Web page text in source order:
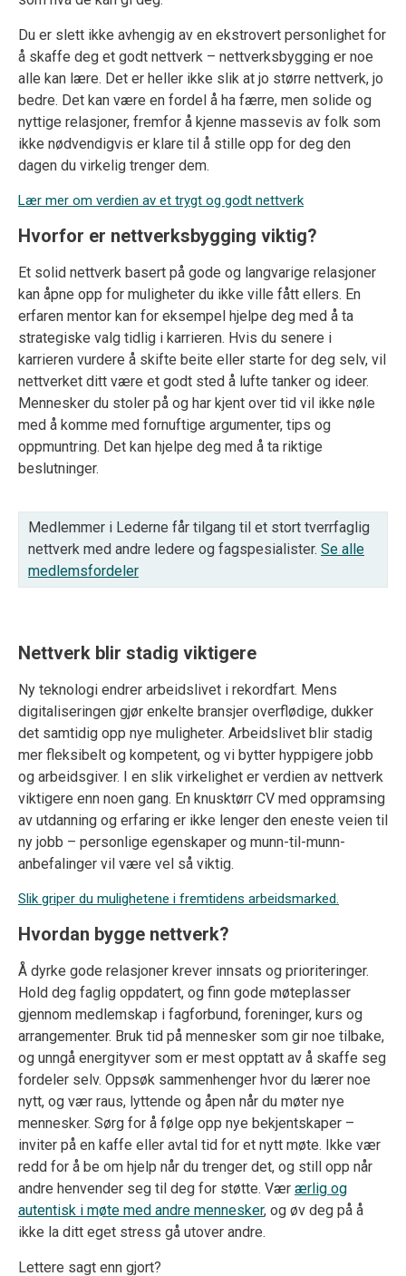
Du er slett ikke avhengig av en ekstrovert personlighet for
å skaffe deg et godt nettverk – nettverksbygging er noe
alle kan lære. Det er heller ikke slik at jo større nettverk, jo
bedre. Det kan være en fordel å ha færre, men solide og
nyttige relasjoner, fremfor å kjenne massevis av folk som
ikke nødvendigvis er klare til å stille opp for deg den
dagen du virkelig trenger dem.
Lær mer om verdien av et trygt og godt nettverk
Hvorfor er nettverksbygging viktig?
Et solid nettverk basert på gode og langvarige relasjoner
kan åpne opp for muligheter du ikke ville fått ellers. En
erfaren mentor kan for eksempel hjelpe deg med å ta
strategiske valg tidlig i karrieren. Hvis du senere i
karrieren vurdere å skifte beite eller starte for deg selv, vil
nettverket ditt være et godt sted å lufte tanker og ideer.
Mennesker du stoler på og har kjent over tid vil ikke nøle
med å komme med fornuftige argumenter, tips og
oppmuntring. Det kan hjelpe deg med å ta riktige
beslutninger.
Medlemmer i Lederne får tilgang til et stort tverrfaglig
nettverk med andre ledere og fagspesialister. Se alle
medlemsfordeler
Nettverk blir stadig viktigere
Ny teknologi endrer arbeidslivet i rekordfart. Mens
digitaliseringen gjør enkelte bransjer overflødige, dukker
det samtidig opp nye muligheter. Arbeidslivet blir stadig
mer fleksibelt og kompetent, og vi bytter hyppigere jobb
og arbeidsgiver. I en slik virkelighet er verdien av nettverk
viktigere enn noen gang. En knusktørr CV med oppramsing
av utdanning og erfaring er ikke lenger den eneste veien til
ny jobb – personlige egenskaper og munn-til-munn-
anbefalinger vil være vel så viktig.
Slik griper du mulighetene i fremtidens arbeidsmarked.
Hvordan bygge nettverk?
Å dyrke gode relasjoner krever innsats og prioriteringer.
Hold deg faglig oppdatert, og finn gode møteplasser
gjennom medlemskap i fagforbund, foreninger, kurs og
arrangementer. Bruk tid på mennesker som gir noe tilbake,
og unngå energityver som er mest opptatt av å skaffe seg
fordeler selv. Oppsøk sammenhenger hvor du lærer noe
nytt, og vær raus, lyttende og åpen når du møter nye
mennesker. Sørg for å følge opp nye bekjentskaper –
inviter på en kaffe eller avtal tid for et nytt møte. Ikke vær
redd for å be om hjelp når du trenger det, og still opp når
andre henvender seg til deg for støtte. Vær ærlig og
autentisk i møte med andre mennesker, og øv deg på å
ikke la ditt eget stress gå utover andre.
Lettere sagt enn gjort?